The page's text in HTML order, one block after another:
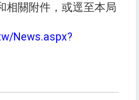
相關附件，或逕至本局
News.aspx?